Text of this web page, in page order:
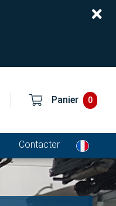
Panier 0
Contacter